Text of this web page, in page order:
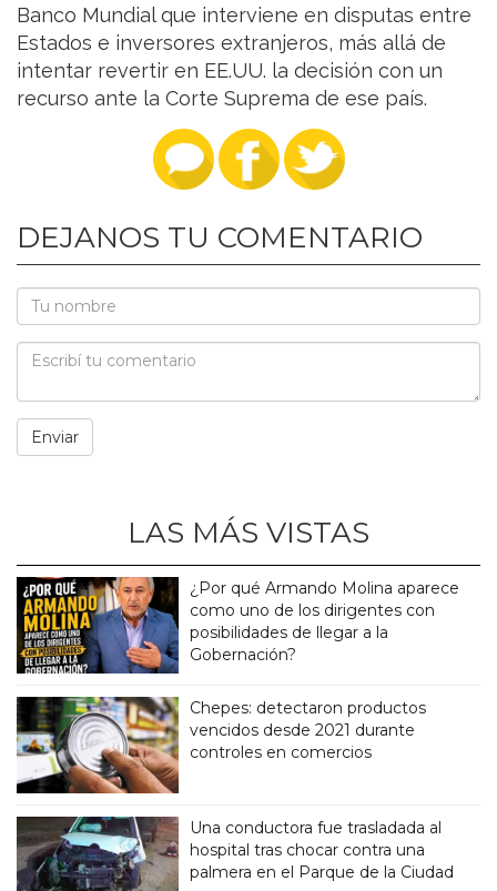
Banco Mundial que interviene en disputas entre
Estados e inversores extranjeros, más allá de
intentar revertir en EE.UU. la decisión con un
recurso ante la Corte Suprema de ese país.
DEJANOS TU COMENTARIO
LAS MÁS VISTAS
¿Por qué Armando Molina aparece
como uno de los dirigentes con
posibilidades de llegar a la
Gobernación?
Chepes: detectaron productos
vencidos desde 2021 durante
controles en comercios
Una conductora fue trasladada al
hospital tras chocar contra una
palmera en el Parque de la Ciudad